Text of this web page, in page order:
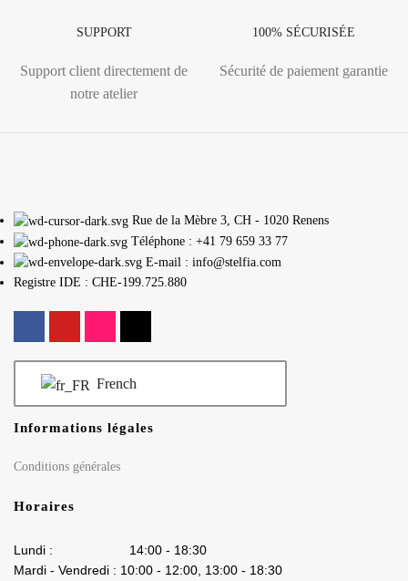
SUPPORT
Support client directement de
notre atelier
100% SÉCURISÉE
Sécurité de paiement garantie
Rue de la Mèbre 3, CH - 1020 Renens
Téléphone : +41 79 659 33 77
E-mail : info@stelfia.com
Registre IDE : CHE-199.725.880
French
Informations légales
Conditions générales
Horaires
Lundi : 14:00 - 18:30
Mardi - Vendredi : 10:00 - 12:00, 13:00 - 18:30